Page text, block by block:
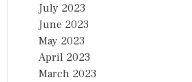
July 2023
June 2023
May 2023
April 2023
March 2023